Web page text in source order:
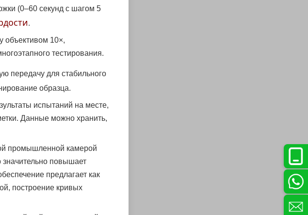
(0–60 секунд с шагом 5
.
объективом 10×,
тестирования.
передачу для стабильного
образца.
испытаний на месте,
Данные можно хранить,
промышленной камерой
значительно повышает
предлагает как
построение кривых